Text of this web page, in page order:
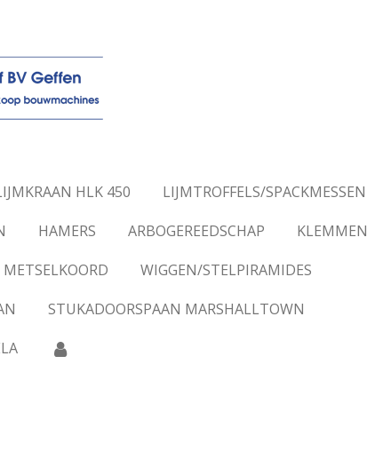
HLK 450
LIJMTROFFELS/SPACKMESSEN
HAMERS ARBOGEREEDSCHAP
KLEMMEN
METSELKOORD
WIGGEN/STELPIRAMIDES
STUKADOORSPAAN MARSHALLTOWN